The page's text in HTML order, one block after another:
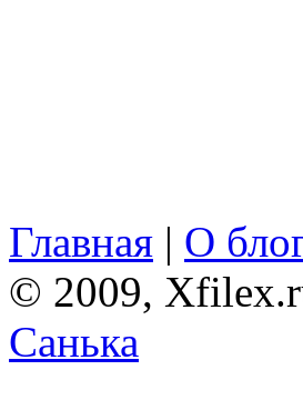
Главная | О
© 2009,
Санька